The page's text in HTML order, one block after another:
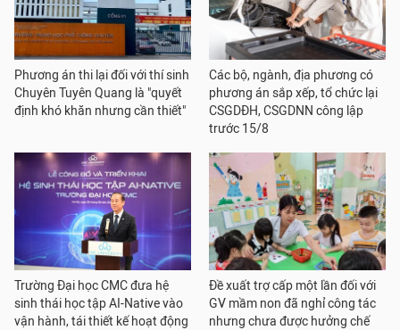
Phương án thi lại đối với thí sinh
Chuyên Tuyên Quang là "quyết
định khó khăn nhưng cần thiết"
Các bộ, ngành, địa phương có
phương án sắp xếp, tổ chức lại
CSGDĐH, CSGDNN công lập
trước 15/8
Trường Đại học CMC đưa hệ
sinh thái học tập AI-Native vào
vận hành, tái thiết kế hoạt động
Đề xuất trợ cấp một lần đối với
GV mầm non đã nghỉ công tác
nhưng chưa được hưởng chế